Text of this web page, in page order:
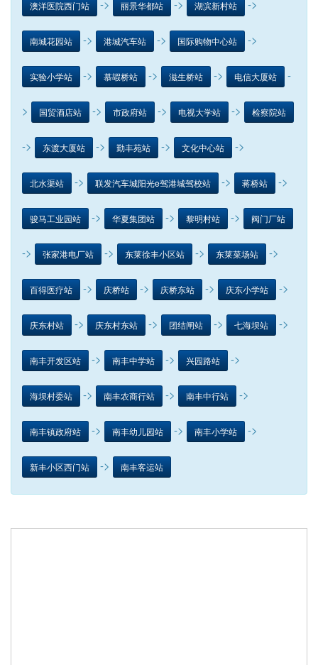
澳洋医院西门站 -> 丽景华都站 -> 湖滨新村站 ->
南城花园站 -> 港城汽车站 -> 国际购物中心站 ->
实验小学站 -> 慕嘏桥站 -> 滋生桥站 -> 电信大厦站 -
> 国贸酒店站 -> 市政府站 -> 电视大学站 -> 检察院站
-> 东渡大厦站 -> 勤丰苑站 -> 文化中心站 ->
北水渠站 -> 联发汽车城阳光e驾港城驾校站 -> 蒋桥站 ->
骏马工业园站 -> 华夏集团站 -> 黎明村站 -> 阀门厂站
-> 张家港电厂站 -> 东莱徐丰小区站 -> 东莱菜场站 ->
百得医疗站 -> 庆桥站 -> 庆桥东站 -> 庆东小学站 ->
庆东村站 -> 庆东村东站 -> 团结闸站 -> 七海坝站 ->
南丰开发区站 -> 南丰中学站 -> 兴园路站 ->
海坝村委站 -> 南丰农商行站 -> 南丰中行站 ->
南丰镇政府站 -> 南丰幼儿园站 -> 南丰小学站 ->
新丰小区西门站 -> 南丰客运站